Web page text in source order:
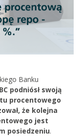
Banku
podniósł swoją
procentowego
że kolejna
jest
posiedzeniu.